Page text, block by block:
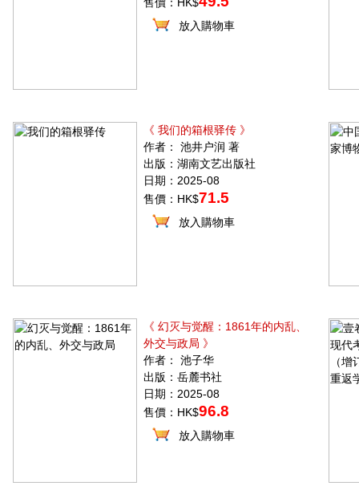
放入購物車
《 我们的箱根驿传 》
作者： 池井户润 著
出版：湖南文艺出版社
日期：2025-08
售價：HK$71.5
放入購物車
《 幻灭与觉醒：1861年的内乱、
外交与政局 》
作者： 池子华
出版：岳麓书社
日期：2025-08
售價：HK$96.8
放入購物車